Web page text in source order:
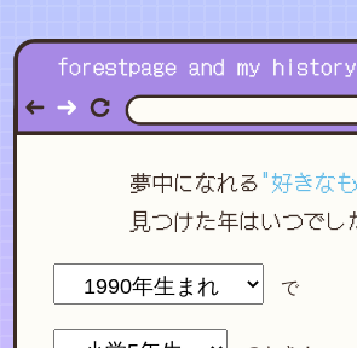
夢中になれる"好きな
見つけた年はいつでし
で